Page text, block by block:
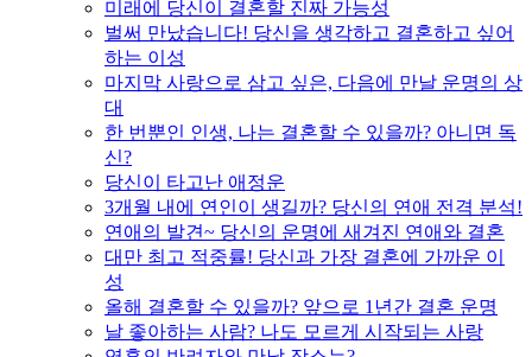
미래에 당신이 결혼할 진짜 가능성
벌써 만났습니다! 당신을 생각하고 결혼하고 싶어
하는 이성
마지막 사랑으로 삼고 싶은, 다음에 만날 운명의 상
대
한 번뿐인 인생, 나는 결혼할 수 있을까? 아니면 독
신?
당신이 타고난 애정운
3개월 내에 연인이 생길까? 당신의 연애 전격 분석!
연애의 발견~ 당신의 운명에 새겨진 연애와 결혼
대만 최고 적중률! 당신과 가장 결혼에 가까운 이
성
올해 결혼할 수 있을까? 앞으로 1년간 결혼 운명
날 좋아하는 사람? 나도 모르게 시작되는 사랑